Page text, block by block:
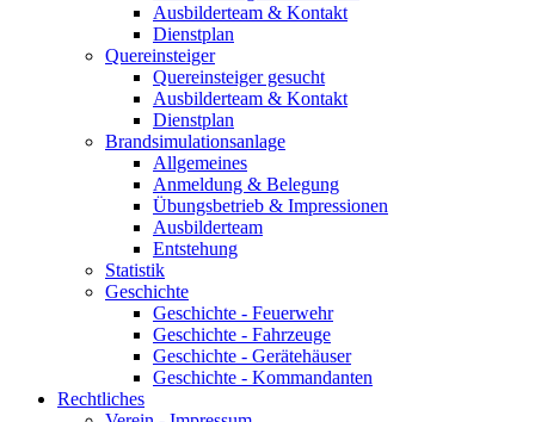
Ausbilderteam & Kontakt
Dienstplan
Quereinsteiger
Quereinsteiger gesucht
Ausbilderteam & Kontakt
Dienstplan
Brandsimulationsanlage
Allgemeines
Anmeldung & Belegung
Übungsbetrieb & Impressionen
Ausbilderteam
Entstehung
Statistik
Geschichte
Geschichte - Feuerwehr
Geschichte - Fahrzeuge
Geschichte - Gerätehäuser
Geschichte - Kommandanten
Rechtliches